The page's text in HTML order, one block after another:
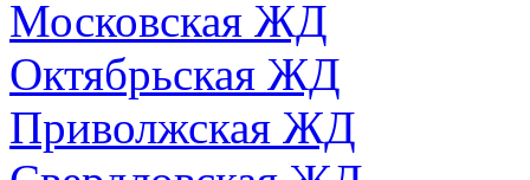
Московская ЖД
Октябрьская ЖД
Приволжская ЖД